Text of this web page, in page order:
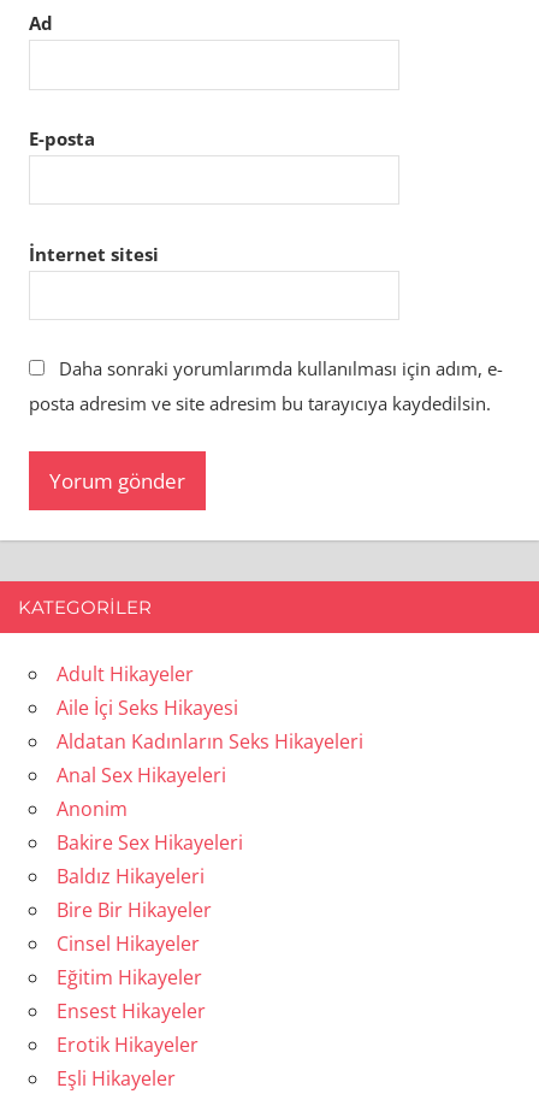
Ad
E-posta
İnternet sitesi
Daha sonraki yorumlarımda kullanılması için adım, e-
posta adresim ve site adresim bu tarayıcıya kaydedilsin.
KATEGORILER
Adult Hikayeler
Aile İçi Seks Hikayesi
Aldatan Kadınların Seks Hikayeleri
Anal Sex Hikayeleri
Anonim
Bakire Sex Hikayeleri
Baldız Hikayeleri
Bire Bir Hikayeler
Cinsel Hikayeler
Eğitim Hikayeler
Ensest Hikayeler
Erotik Hikayeler
Eşli Hikayeler